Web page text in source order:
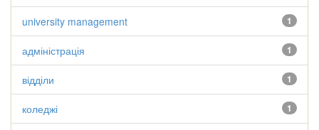
1
university management
1
адміністрація
1
відділи
1
коледжі